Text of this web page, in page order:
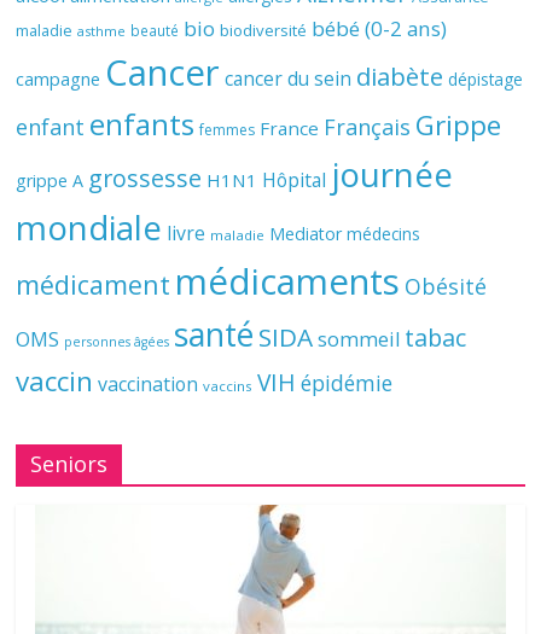
maladie asthme beauté bio biodiversité bébé (0-2 ans)
campagne Cancer cancer du sein diabète dépistage
enfant enfants femmes France Français Grippe
grippe A grossesse H1N1 Hôpital journée
mondiale livre maladie Mediator médecins
médicament médicaments Obésité
OMS personnes âgées santé SIDAsommeil tabac
vaccin vaccination vaccins VIH épidémie
Seniors